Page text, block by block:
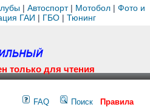
| Автоспорт| Мотобол | Фото и
ГАИ | ГБО| Тюнинг
только для чтения
FAQ Поиск Правила